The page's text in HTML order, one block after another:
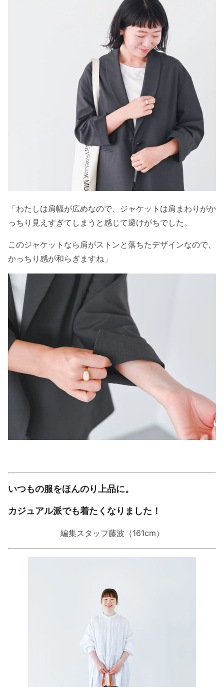
「わたしは肩幅が広めなので、ジャケットは肩まわりがか
っちり見えすぎてしまうと感じて避けがちでした。
このジャケットなら肩がストンと落ちたデザインなので、
かっちり感が和らぎますね」
いつもの服をほんのり上品に。
カジュアル派でも着たくなりました！
編集スタッフ藤波（161cm）